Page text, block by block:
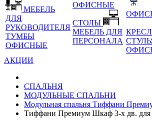
МЕБЕЛЬ
ДЛЯ
РУКОВОДИТЕЛЯ
ТУМБЫ
ОФИСНЫЕ
ОФИСНЫЕ
СТОЛЫ
МЕБЕЛЬ ДЛЯ
ПЕРСОНАЛА
АКЦИИ
СПАЛЬНЯ
МОДУЛЬНЫЕ СПАЛЬНИ
Модульная спальня Тиффани
Тиффани Премиум Шкаф 3-х дв. для